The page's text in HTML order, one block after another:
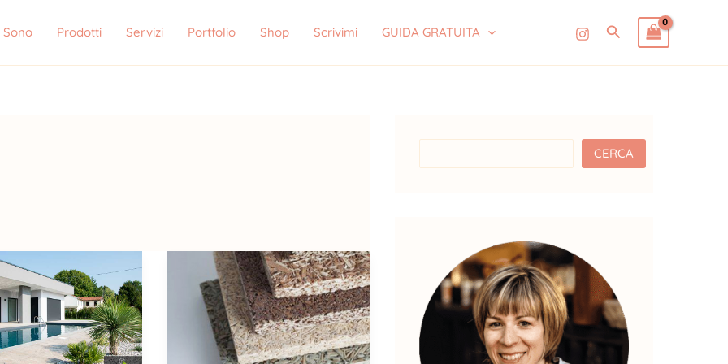
Sono Prodotti Servizi Portfolio Shop Scrivimi GUIDA GRATUITA Cerca
Pannelli
fibra
e
CERCA